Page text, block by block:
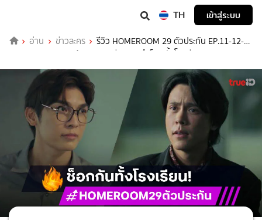
TH เข้าสู่ระบบ
อ่าน ข่าวละคร
รีวิว HOMEROOM 29 ตัวประกัน EP.11-12-
13 : "มิว" กระชากหน้ากากแสนดี "เอม" ทำช็อกทั้งโรงเรียน